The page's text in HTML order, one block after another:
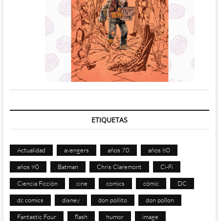
ETIQUETAS
Actualidad avengers años 70 años 80
años 90 Batman Chris Claremont Ci-Fi
Ciencia Ficción cine comics cómic DC
dc comics disney don pollito don pollon
Fantastic Four flash humor image